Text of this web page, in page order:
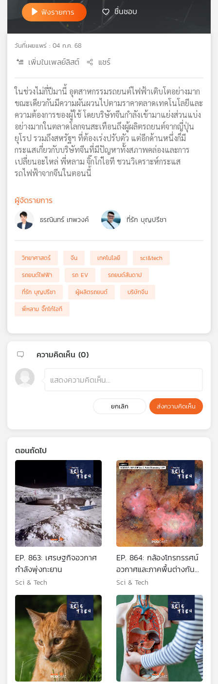
แผนที่
เครือ
ข่าย
ฟังรายการ ชื่นชอบ
วันที่เผยแพร่ : 04 ก.ค. 68
เพิ่มในเพลย์ลิสต์ แชร์
ในช่วงไม่กี่ปีมานี้ อุตสาหกรรมรถยนต์ไฟฟ้าเติบโตอย่างมาก
ขณะเดียวกันมีความผันผวนไปตามราคาตลาดเทคโนโลยีและ
ความต้องการของผู้ใช้ โดยบริษัทจีนกำลังเข้ามาแย่งส่วนแบ่ง
อย่างมากในตลาดโลกจนสะเทือนถึงผู้ผลิตรถยนต์จากญี่ปุ่น
ยุโรป รวมถึงสหรัฐฯ ที่ต้องเร่งปรับตัว แต่อีกด้านหนึ่งก็มี
กระแสเกี่ยวกับบริษัทจีนที่มีปัญหาทั้งสภาพคล่องและการ
เปลี่ยนอะไหล่ พี่หลาม จิ๊กโก๋ไอที ชวนวิเคราะห์กระแส
รถไฟฟ้าจากจีนในตอนนี้
ผู้จัดรายการ
ธรณินทร์ เทพวงค์ ที่รัก บุญปรีชา
วิทยาศาสตร์ จีน เทคโนโลยี
sci&tech
รถยนต์ไฟฟ้า
รถ EV
รถยนต์สันดาป
ที่รัก บุญปรีชา
ผู้ผลิตรถยนต์
บริษัทจีน
พี่หลาม จิ๊กโก๋ไอที
ความคิดเห็น (0)
ยกเลิก ส่งความคิดเห็น
ตอนถัดไป
EP. 863: เศรษฐกิจอวกาศ
กำลังพุ่งทะยาน
Sci & Tech
EP. 864: กล้องโทรทรรศน์
อวกาศและภาคพื้นต่างกัน
ยังไง?
Sci & Tech